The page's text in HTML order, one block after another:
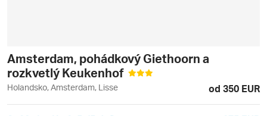
Amsterdam, pohádkový Giethoorn a
rozkvetlý Keukenhof
Holandsko, Amsterdam, Lisse od 350 EUR